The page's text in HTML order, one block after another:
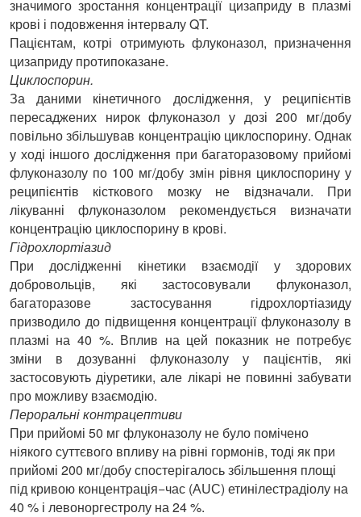
значимого зростання концентрації цизаприду в плазмі
крові і подовження інтервалу QT.
Пацієнтам, котрі отримують флуконазол, призначення
цизаприду протипоказане.
Циклоспорин.
За даними кінетичного дослідження, у реципієнтів
пересаджених нирок флуконазол у дозі 200 мг/добу
повільно збільшував концентрацію циклоспорину. Однак
у ході іншого дослідження при багаторазовому прийомі
флуконазолу по 100 мг/добу змін рівня циклоспорину у
реципієнтів кісткового мозку не відзначали. При
лікуванні флуконазолом рекомендується визначати
концентрацію циклоспорину в крові.
Гідрохлортіазид
При дослідженні кінетики взаємодії у здорових
добровольців, які застосовували флуконазол,
багаторазове застосування гідрохлортіазиду
призводило до підвищення концентрації флуконазолу в
плазмі на 40 %. Вплив на цей показник не потребує
зміни в дозуванні флуконазолу у пацієнтів, які
застосовують діуретики, але лікарі не повинні забувати
про можливу взаємодію.
Пероральні контрацептиви
При прийомі 50 мг флуконазолу не було помічено
ніякого суттєвого впливу на рівні гормонів, тоді як при
прийомі 200 мг/добу спостерігалось збільшення площі
під кривою концентрація−час (АUС) етинілестрадіолу на
40 % і левоноргестролу на 24 %.